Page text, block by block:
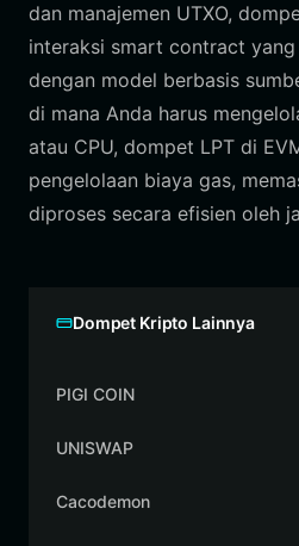
dan manajemen UTXO,
interaksi smart contract yang
dengan model berbasis
di mana Anda harus
atau CPU, dompet LPT di
pengelolaan biaya gas,
diproses secara efisien oleh
Dompet Kripto Lainnya
PIGI COIN
UNISWAP
Cacodemon